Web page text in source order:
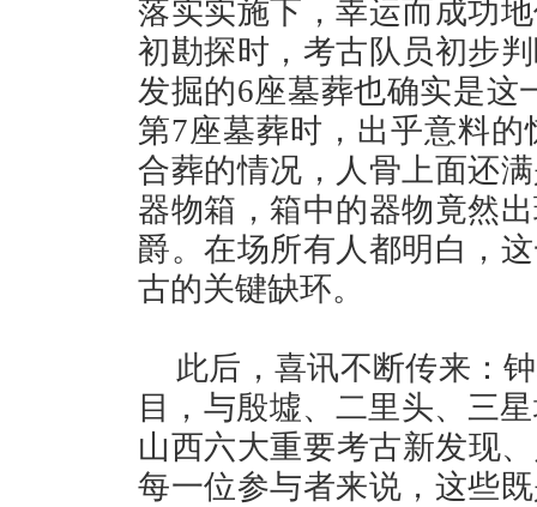
落实实施下，幸运而成功
初勘探时，考古队员初步
发掘的6座墓葬也确实是这
第7座墓葬时，出乎意料
合葬的情况，人骨上面还
器物箱，箱中的器物竟然
爵。在场所有人都明白，
古的关键缺环。
此后，喜讯不断传来：
目，与殷墟、二里头、三
山西六大重要考古新发现
每一位参与者来说，这些